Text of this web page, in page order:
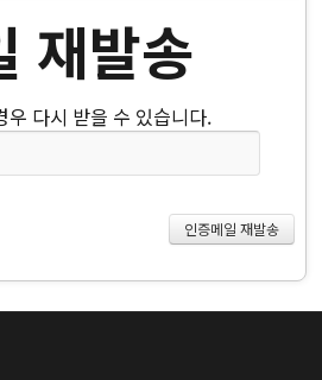
재발송
우 다시 받을 수 있습니다.